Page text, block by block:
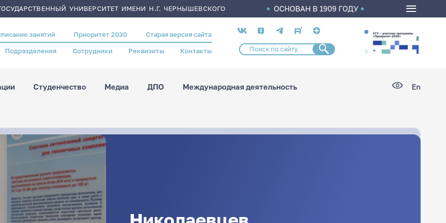
УНИВЕРСИТЕТ ИМЕНИ Н.Г. ЧЕРНЫШЕВСКОГО ОСНОВАН В 1909 ГОДУ
занятий Приоритет 2030 Старая версия сайта
Подразделения Сотрудники Реквизиты Контакты
Социальные
сети
Студенчество Медиа ДПО Международная деятельность En